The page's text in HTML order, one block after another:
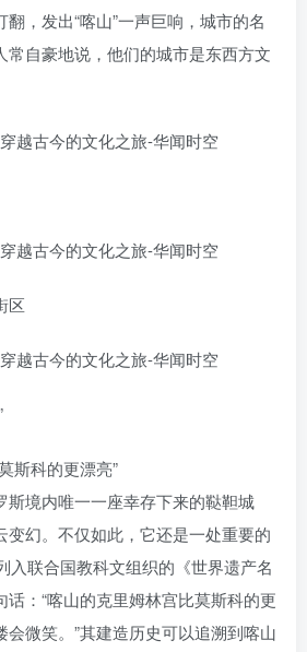
，发出“喀山”一声巨响，城市的名
常自豪地说，他们的城市是东西方文
区
斯科的更漂亮”
斯境内唯一一座幸存下来的鞑靼城
变幻。不仅如此，它还是一处重要的
入联合国教科文组织的《世界遗产名
：“喀山的克里姆林宫比莫斯科的更
微笑。”其建造历史可以追溯到喀山